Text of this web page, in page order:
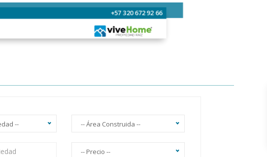
+57 320 672 92 66
-- -- Área Construida --
-- Precio --